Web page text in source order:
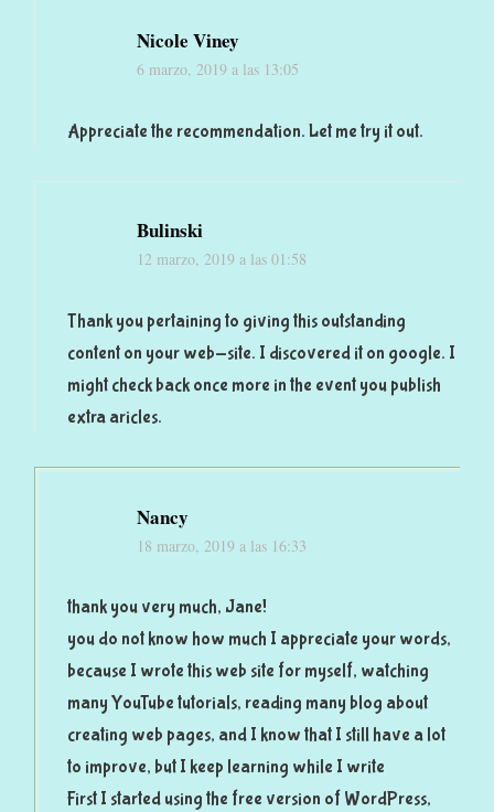
Nicole Viney
6 marzo, 2019 a las 13:05
Appreciate the recommendation. Let me try it out.
Bulinski
12 marzo, 2019 a las 01:58
Thank you pertaining to giving this outstanding
content on your web-site. I discovered it on google. I
might check back once more in the event you publish
extra aricles.
Nancy
18 marzo, 2019 a las 16:33
thank you very much, Jane!
you do not know how much I appreciate your words,
because I wrote this web site for myself, watching
many YouTube tutorials, reading many blog about
creating web pages, and I know that I still have a lot
to improve, but I keep learning while I write
First I started using the free version of WordPress,